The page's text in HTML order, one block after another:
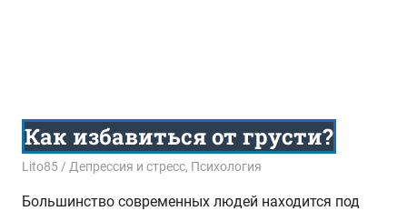
Как избавиться от грусти?
11.09.2018
Lito85 Депрессия и стресс, Психология
Большинство современных людей находится под